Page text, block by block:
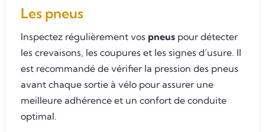
Les pneus
Inspectez régulièrement vos pneus pour détecter
les crevaisons, les coupures et les signes d’usure. Il
est recommandé de vérifier la pression des pneus
avant chaque sortie à vélo pour assurer une
meilleure adhérence et un confort de conduite
optimal.